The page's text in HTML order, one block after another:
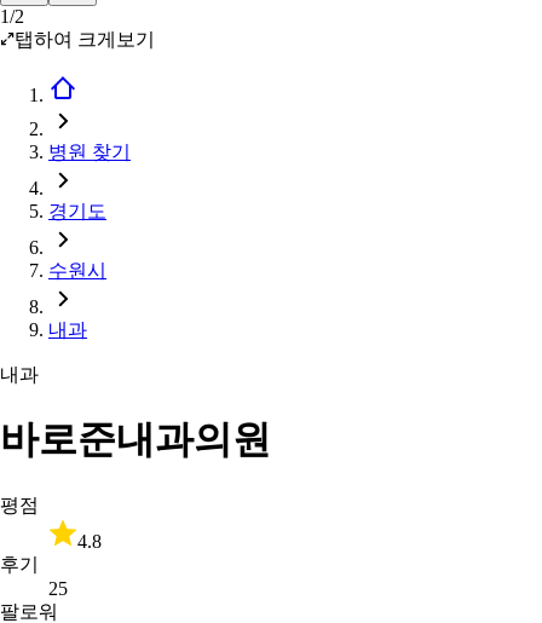
1/2
탭하여 크게보기
병원 찾기
경기도
수원시
내과
내과
바로준내과의원
평점
4.8
후기
25
팔로워